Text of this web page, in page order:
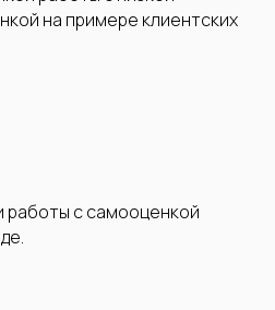
на примере клиентских
работы с самооценкой